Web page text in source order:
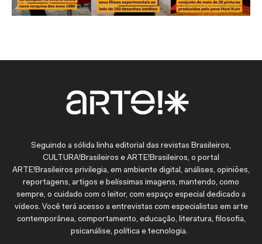
Seguindo a sólida linha editorial das revistas Brasileiros,
CULTURA!Brasileiros e ARTE!Brasileiros, o portal
ARTE!Brasileiros privilegia, em ambiente digital, análises, opiniões,
reportagens, artigos e belíssimas imagens, mantendo, como
sempre, o cuidado com o leitor, com espaço especial dedicado a
vídeos. Você terá acesso a entrevistas com especialistas em arte
contemporânea, comportamento, educação, literatura, filosofia,
psicanálise, política e tecnologia.